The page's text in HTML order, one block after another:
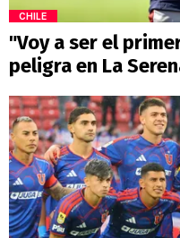
CHILE
"Voy a ser el
peligra en La